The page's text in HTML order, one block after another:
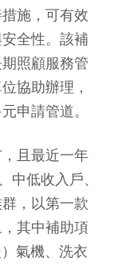
施，可有效
全性。該補
照顧服務管
協助辦理，
申請管道。
且最近一年
中低收入戶、
，以第一款
其中補助項
氣機、洗衣